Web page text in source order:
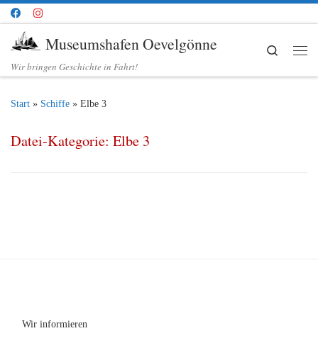
Zum Inhalt springen
Museumshafen Oevelgönne
Wir bringen Geschichte in Fahrt!
Search
Start » Schiffe » Elbe 3
Datei-Kategorie: Elbe 3
Wir informieren